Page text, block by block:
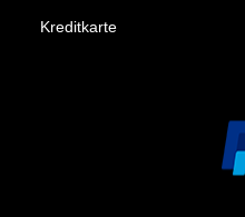
Kreditkarte